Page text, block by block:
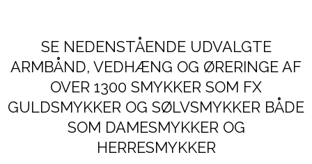
SE NEDENSTÅENDE UDVALGTE
ARMBÅND, VEDHÆNG OG ØRERINGE AF
OVER 1300 SMYKKER SOM FX
GULDSMYKKER OG SØLVSMYKKER BÅDE
SOM DAMESMYKKER OG
HERRESMYKKER